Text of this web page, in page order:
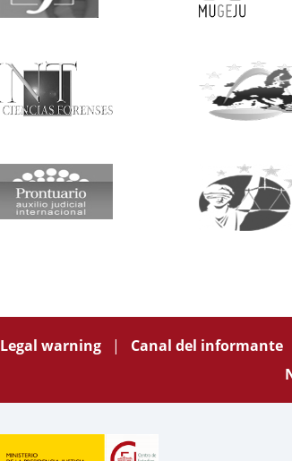
Legal warning Canal del informante